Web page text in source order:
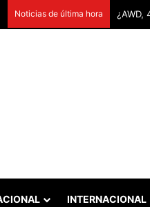
Noticias de última hora
INTERNACIONAL